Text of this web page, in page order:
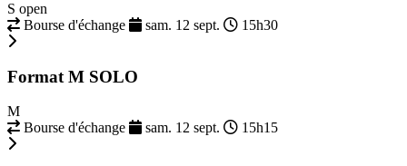
S open
Bourse d'échange
sam. 12 sept. 15h30
Format M SOLO
M
Bourse d'échange
sam. 12 sept. 15h15